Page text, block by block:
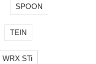
SPOON
TEIN
WRX STi